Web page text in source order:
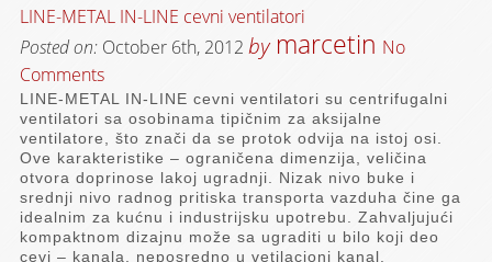
LINE-METAL IN-LINE cevni ventilatori
Posted on: October 6th, 2012 by marcetin No
Comments
LINE-METAL IN-LINE cevni ventilatori su centrifugalni
ventilatori sa osobinama tipičnim za aksijalne
ventilatore, što znači da se protok odvija na istoj osi.
Ove karakteristike – ograničena dimenzija, veličina
otvora doprinose lakoj ugradnji. Nizak nivo buke i
srednji nivo radnog pritiska transporta vazduha čine ga
idealnim za kućnu i industrijsku upotrebu. Zahvaljujući
kompaktnom dizajnu može sa ugraditi u bilo koji deo
cevi – kanala, neposredno u vetilacioni kanal.